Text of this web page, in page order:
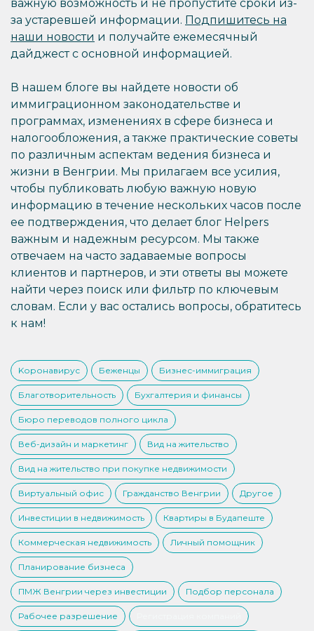
важную возможность и не пропустите сроки из-
за устаревшей информации. Подпишитесь на
наши новости и получайте ежемесячный
дайджест с основной информацией.
В нашем блоге вы найдете новости об
иммиграционном законодательстве и
программах, изменениях в сфере бизнеса и
налогообложения, а также практические советы
по различным аспектам ведения бизнеса и
жизни в Венгрии. Мы прилагаем все усилия,
чтобы публиковать любую важную новую
информацию в течение нескольких часов после
ее подтверждения, что делает блог Helpers
важным и надежным ресурсом. Мы также
отвечаем на часто задаваемые вопросы
клиентов и партнеров, и эти ответы вы можете
найти через поиск или фильтр по ключевым
словам. Если у вас остались вопросы, обратитесь
к нам!
Kоронавирус Беженцы Бизнес-иммиграция
Благотворительность Бухгалтерия и финансы
Бюро переводов полного цикла
Веб-дизайн и маркетинг Вид на жительство
Вид на жительство при покупке недвижимости
Виртуальный офис Гражданство Венгрии Другое
Инвестиции в недвижимость Квартиры в Будапеште
Коммерческая недвижимость Личный помощник
Планирование бизнеса
ПМЖ Венгрии через инвестиции Подбор персонала
Рабочее разрешение